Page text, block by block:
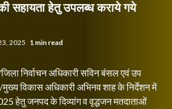
सहायता हेतु उपलब्ध कराये गये
2025 1 min read
निर्वाचन अधिकारी सविन बंसल एवं उप
मुख्य विकास अधिकारी अभिनव शाह के निर्देशन में
हेतु जनपद के दिव्यांग व वृद्धजन मतदाताओं